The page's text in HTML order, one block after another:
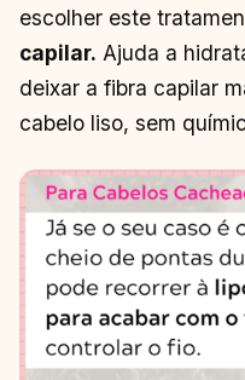
escolher este
capilar. Ajuda a
deixar a fibra capilar
cabelo liso, sem